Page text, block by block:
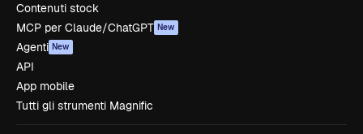
Contenuti stock
MCP per Claude/ChatGPT New
Agenti New
API
App mobile
Tutti gli strumenti Magnific